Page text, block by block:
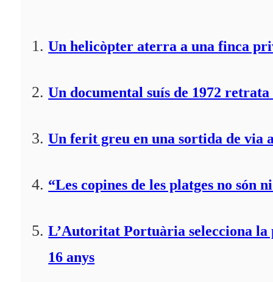
Un helicòpter aterra a una finca
Un documental suís de 1972
Un ferit greu en una sortida de via
“Les copines de les platges no
L’Autoritat Portuària selecciona
16 anys